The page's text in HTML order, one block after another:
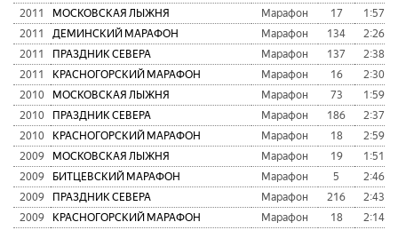
2011
МОСКОВСКАЯ ЛЫЖНЯ Марафон 17
2011
ДЕМИНСКИЙ МАРАФОН Марафон 134
2011
ПРАЗДНИК СЕВЕРА Марафон 137
2011
КРАСНОГОРСКИЙ МАРАФОН Марафон 16
2010
МОСКОВСКАЯ ЛЫЖНЯ Марафон 73
2010
ПРАЗДНИК СЕВЕРА Марафон 186
2010
КРАСНОГОРСКИЙ МАРАФОН Марафон 18
2009
МОСКОВСКАЯ ЛЫЖНЯ Марафон 19
2009
БИТЦЕВСКИЙ МАРАФОН Марафон 5
2009
ПРАЗДНИК СЕВЕРА Марафон 216
2009
КРАСНОГОРСКИЙ МАРАФОН Марафон 18